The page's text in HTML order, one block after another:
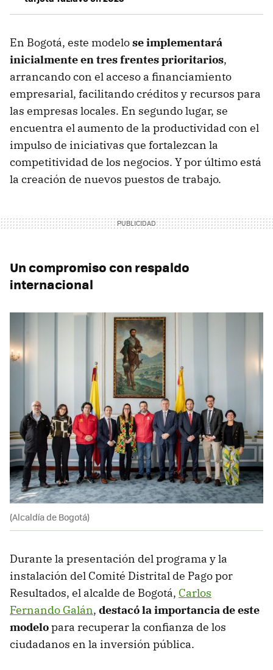
En Bogotá, este modelose implementará
inicialmente en tres frentes prioritarios,
arrancando con el acceso a financiamiento
empresarial, facilitando créditos y recursos para
las empresas locales. En segundo lugar, se
encuentra el aumento de la productividad con el
impulso de iniciativas que fortalezcan la
competitividad de los negocios. Y por último está
la creación de nuevos puestos de trabajo.
Un compromiso con respaldo
internacional
(Alcaldía de Bogotá)
Durante la presentación del programa y la
instalación del Comité Distrital de Pago por
Resultados, el alcalde de Bogotá, Carlos
Fernando Galán, destacó la importancia de este
modelopara recuperar la confianza de los
ciudadanos en la inversión pública.